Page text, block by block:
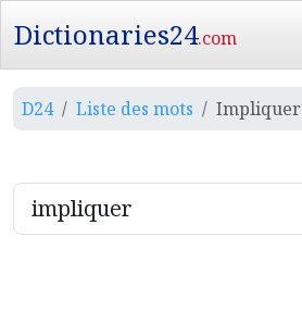
Dictionaries24.com
D24 Liste des mots Impliquer